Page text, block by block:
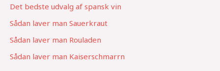
Det bedste udvalg af spansk vin
Sådan laver man Sauerkraut
Sådan laver man Rouladen
Sådan laver man Kaiserschmarrn